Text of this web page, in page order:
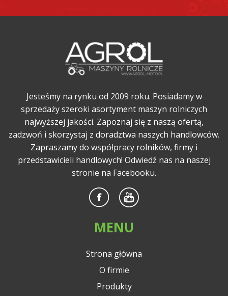
Jesteśmy na rynku od 2009 roku. Posiadamy w
sprzedaży szeroki asortyment maszyn rolniczych
najwyższej jakości. Zapoznaj się z naszą ofertą,
zadzwoń i skorzystaj z doradztwa naszych handlowców.
Zapraszamy do współpracy rolników, firmy i
przedstawicieli handlowych! Odwiedź nas na naszej
stronie na Facebooku.
MENU
Strona główna
O firmie
Produkty